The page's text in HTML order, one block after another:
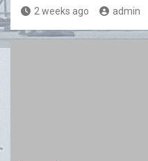
2 weeks ago admin